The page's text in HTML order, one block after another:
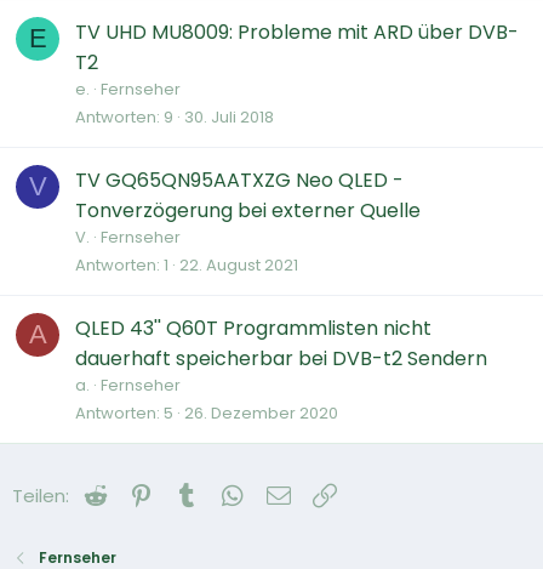
E
TV UHD MU8009: Probleme mit ARD über DVB-
T2
e. Fernseher
Antworten 9 30. Juli 2018
V
TV GQ65QN95AATXZG Neo QLED -
Tonverzögerung bei externer Quelle
V. Fernseher
Antworten 1 22. August 2021
A
QLED 43'' Q60T Programmlisten nicht
dauerhaft speicherbar bei DVB-t2 Sendern
a. Fernseher
Antworten 5 26. Dezember 2020
Teilen: Reddit Pinterest
Tumblr WhatsApp
E-Mail
Fernseher